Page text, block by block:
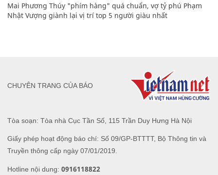
Mai Phương Thúy "phím hàng" quá chuẩn, vợ tỷ phú Phạm
Nhật Vượng giành lại vị trí top 5 người giàu nhất
Tòa soạn: Tòa nhà Cục Tần Số, 115 Trần Duy Hưng Hà Nội
Giấy phép hoạt động báo chí: Số 09/GP-BTTTT, Bộ Thông tin và
Truyền thông cấp ngày 07/01/2019.
Hotline nội dung: 0916118822
CHUYÊN TRANG CỦA BÁO